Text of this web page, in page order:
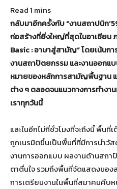
กลับมาอีกครั้งกับ “งานสถาปนิก
ก่อสร้างที่ยิ่งใหญ่ที่สุดในอาเซียน
Basic : อาษาสู่สามัญ” โดยเน้น
งานสถาปัตยกรรม และงานออกแ
หมายของหลักการสามัญพื้นฐาน
ต่าง ๆ ตลอดจนแนวทางการทำง
เราทุกวันนี้
และในอีกไม่กี่ชั่วโมงที่จะถึงนี้ พื้นที่
ถูกเนรมิตขึ้นเป็นพื้นที่ที่มีการนำวัส
งานการออกแบบ ผลงานด้านสถา
ตาตื่นใจ รวมถึงพื้นที่จัดแสดงขอ
การเตรียมงานในพื้นที่สมาคมคืบห